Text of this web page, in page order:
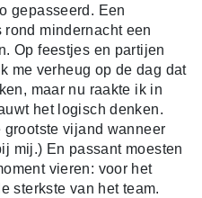
gepasseerd. Een
mindernacht een
Op feestjes en partijen
me verheug op de dag dat
maar nu raakte ik in
het logisch denken.
vijand wanneer
mij.) En passant moesten
vieren: voor het
sterkste van het team.